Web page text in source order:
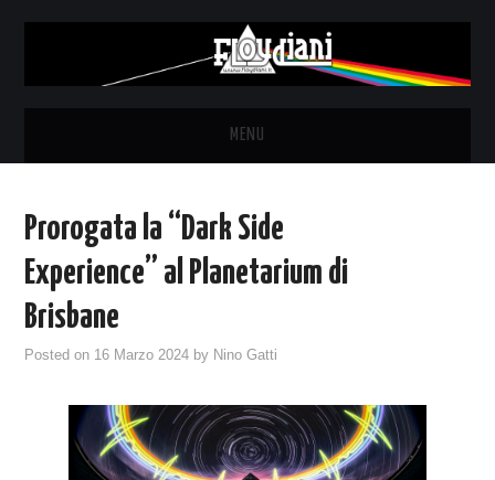
MENU
THE LUNATICS
SYD BARRETT – ALLE SOGLIE
DELL’ALBA
FANZINE
Prorogata la “Dark Side
Experience” al Planetarium di
Brisbane
Posted on 16 Marzo 2024 by Nino Gatti